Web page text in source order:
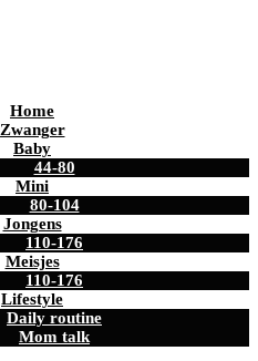
Home
Zwanger
Baby
44-80
Mini
80-104
Jongens
110-176
Meisjes
110-176
Lifestyle
Daily routine
Mom talk